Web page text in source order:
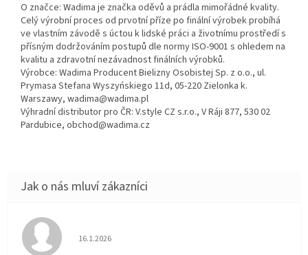
O značce: Wadima je značka oděvů a prádla mimořádné kvality.
Celý výrobní proces od prvotní příze po finální výrobek probíhá
ve vlastním závodě s úctou k lidské práci a životnímu prostředí s
přísným dodržováním postupů dle normy ISO-9001 s ohledem na
kvalitu a zdravotní nezávadnost finálních výrobků.
Výrobce: Wadima Producent Bielizny Osobistej Sp. z o.o., ul.
Prymasa Stefana Wyszyńskiego 11d, 05-220 Zielonka k.
Warszawy, wadima@wadima.pl
Výhradní distributor pro ČR: V.style CZ s.r.o., V Ráji 877, 530 02
Pardubice, obchod@wadima.cz
Hodnocení obchodu je 5 z 5 hvězdiček.
16.1.2026